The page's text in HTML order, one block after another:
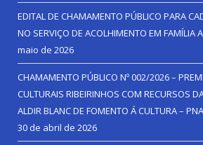
EDITAL DE CHAMAMENTO PÚBLICO PARA
NO SERVIÇO DE ACOLHIMENTO EM FAMÍLIA
maio de 2026
CHAMAMENTO PÚBLICO Nº 002/2026 –
CULTURAIS RIBEIRINHOS COM RECURSOS
ALDIR BLANC DE FOMENTO Á CULTURA –
30 de abril de 2026